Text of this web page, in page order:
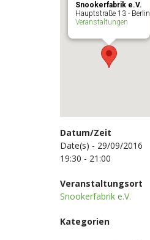
Snookerfabrik e.V.
Hauptstraße 13 - Berlin
Veranstaltungen
Datum/Zeit
Date(s) - 29/09/2016
19:30 - 21:00
Veranstaltungsort
Snookerfabrik e.V.
Kategorien